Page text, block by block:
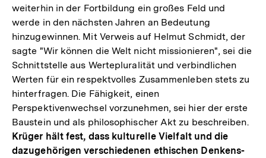
weiterhin in der Fortbildung ein großes Feld und
werde in den nächsten Jahren an Bedeutung
hinzugewinnen. Mit Verweis auf Helmut Schmidt, der
sagte "Wir können die Welt nicht missionieren", sei die
Schnittstelle aus Wertepluralität und verbindlichen
Werten für ein respektvolles Zusammenleben stets zu
hinterfragen. Die Fähigkeit, einen
Perspektivenwechsel vorzunehmen, sei hier der erste
Baustein und als philosophischer Akt zu beschreiben.
Krüger hält fest, dass kulturelle Vielfalt und die
dazugehörigen verschiedenen ethischen Denkens-